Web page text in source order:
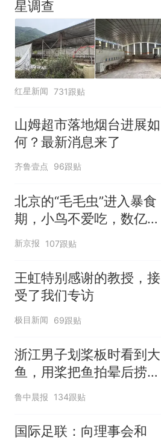
星调查
红星新闻 731跟贴
山姆超市落地烟台进展如
何？最新消息来了
齐鲁壹点 96跟贴
北京的“毛毛虫”进入暴食
期，小鸟不爱吃，数亿头
小蜂迎战
新京报 107跟贴
王虹特别感谢的教授，接
受了我们专访
极目新闻 69跟贴
浙江男子划桨板时看到大
鱼，用桨把鱼拍晕后捞
起；当事人：鱼重7斤6
味道很好
鲁中晨报 134跟贴
国际足联：向理事会和